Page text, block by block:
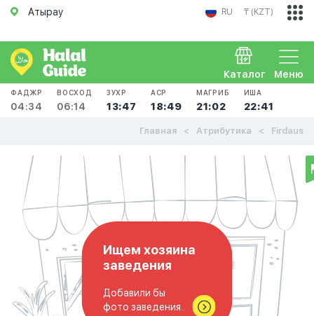
Атырау RU ₸ (KZT)
Меню
Каталог
ФАДЖР
04:34
ВОСХОД
06:14
ЗУХР
13:47
АСР
18:49
МАГРИБ
21:02
ИША
22:41
Главная Атрибутика Firdaus
Ищем хозяина
заведения
Добавили бы
фото заведения..